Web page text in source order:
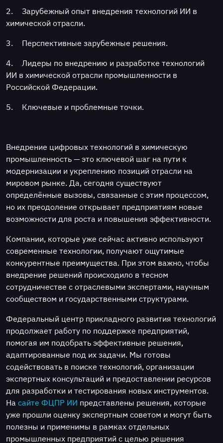
2.
Зарубежный опыт внедрения технологий ИИ в
химической отрасли.
3.
Перспективные зарубежные решения.
4.
Лидеры по внедрению и разработке технологий
ИИ в химической отрасли промышленности в
Российской Федерации.
5.
Ключевые и проблемные точки.
Внедрение цифровых технологий в химическую
промышленность — это ключевой шаг на пути к
модернизации и укреплению позиций отрасли на
мировом рынке. Да, сегодня существуют
определённые вызовы, связанные с этим процессом,
но их преодоление открывает предприятиям новые
возможности для роста и повышения эффективности.
Компании, которые уже сейчас активно используют
современные технологии, получают ощутимые
конкурентные преимущества. При этом важно, чтобы
внедрение решений происходило в тесном
сотрудничестве с отраслевыми экспертами, научным
сообществом и государственными структурами.
Федеральный центр прикладного развития технологий
продолжает работу по поддержке предприятий,
помогая им подобрать эффективные решения,
адаптированные под их задачи. Мы готовы
содействовать в поиске технологий, организации
экспертных консультаций и предоставлении ресурсов
для разработки и тестирования новых инструментов.
На сайте ФЦПР ИИ представлены решения, которые
уже прошли оценку экспертным советом и могут быть
полезны и применимы в рамках отдельных
промышленных предприятий с целью решения